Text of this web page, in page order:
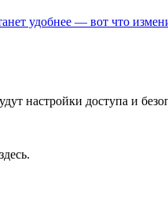
настройки доступа и